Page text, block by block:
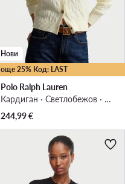
още 25% Код: LAST
Нови
Polo Ralph Lauren
Кардиган · Светлобежов · Regular Fit
244,99€